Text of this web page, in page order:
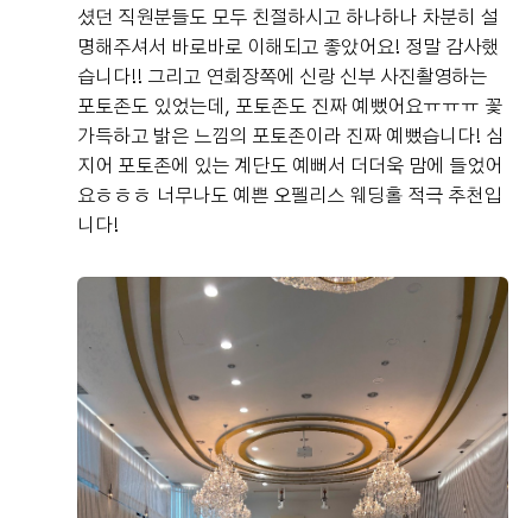
셨던 직원분들도 모두 친절하시고 하나하나 차분히 설
명해주셔서 바로바로 이해되고 좋았어요! 정말 감사했
습니다!! 그리고 연회장쪽에 신랑 신부 사진촬영하는
포토존도 있었는데, 포토존도 진짜 예뻤어요ㅠㅠㅠ 꽃
가득하고 밝은 느낌의 포토존이라 진짜 예뻤습니다! 심
지어 포토존에 있는 계단도 예뻐서 더더욱 맘에 들었어
요ㅎㅎㅎ 너무나도 예쁜 오펠리스 웨딩홀 적극 추천입
니다!